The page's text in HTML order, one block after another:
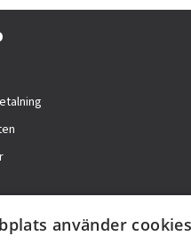
använder cookies